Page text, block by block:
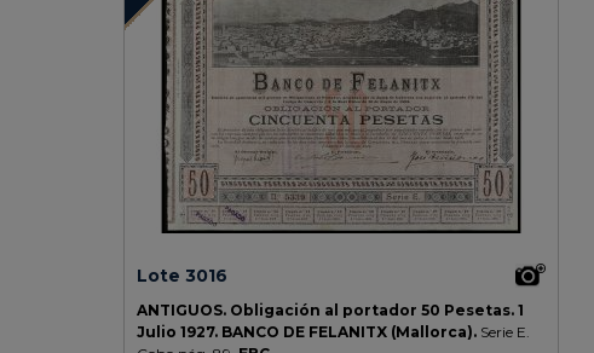
Lote 3016
ANTIGUOS. Obligación al portador 50 Pesetas. 1
Julio 1927. BANCO DE FELANITX (Mallorca). Serie E.